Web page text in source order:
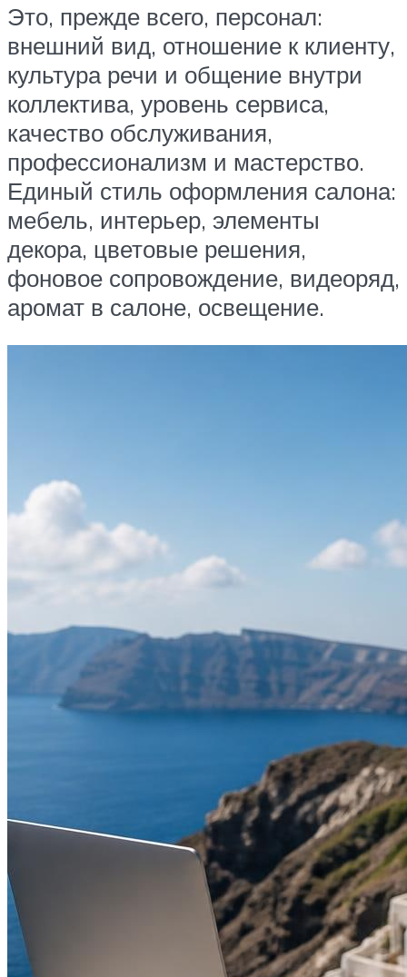
Это, прежде всего, персонал:
внешний вид, отношение к клиенту,
культура речи и общение внутри
коллектива, уровень сервиса,
качество обслуживания,
профессионализм и мастерство.
Единый стиль оформления салона:
мебель, интерьер, элементы
декора, цветовые решения,
фоновое сопровождение, видеоряд,
аромат в салоне, освещение.